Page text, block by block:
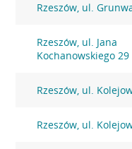
Rzeszów, ul.
Rzeszów, ul. Jana
Kochanowskiego 29
Rzeszów, ul.
Rzeszów, ul.